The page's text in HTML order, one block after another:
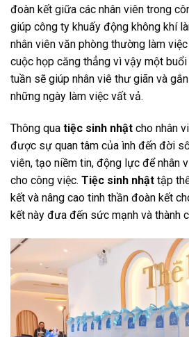
đoàn kết giữa các nhân viên trong
giúp công ty khuấy động không khí
nhân viên văn phòng thường làm
cuộc họp căng thẳng vì vậy một
tuần sẽ giúp nhân viê thư giãn và
những ngày làm việc vất vả.
Thông qua tiệc sinh nhật cho nhân
được sự quan tâm của ình đến đời
viên, tạo niềm tin, động lực để nhân
cho công việc. Tiệc sinh nhật tập
kết và nâng cao tinh thần đoàn kết
kết này đưa đến sức mạnh và thành